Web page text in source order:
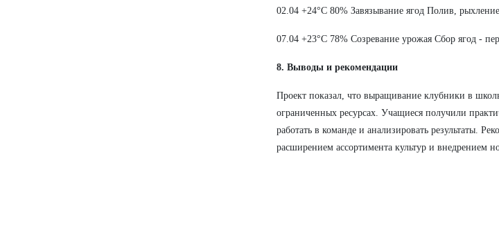
02.04 +24°C 80% Завязывание ягод Полив, рыхление
07.04 +23°C 78% Созревание урожая Сбор ягод -
8. Выводы и рекомендации
Проект показал, что выращивание клубники в
ограниченных ресурсах. Учащиеся получили
работать в команде и анализировать результаты.
расширением ассортимента культур и внедрением